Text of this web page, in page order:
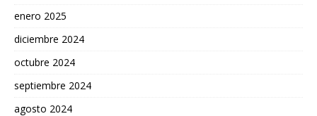
enero 2025
diciembre 2024
octubre 2024
septiembre 2024
agosto 2024